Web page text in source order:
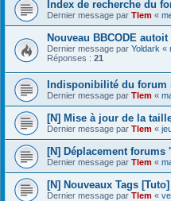
Index de recherche du
Dernier message par Tlem «
Nouveau BBCODE autoit
Dernier message par Yoldark «
Réponses : 21
Indisponibilité du forum
Dernier message par Tlem «
[N] Mise à jour de la
Dernier message par Tlem «
[N] Déplacement forums
Dernier message par Tlem «
[N] Nouveaux Tags
Dernier message par Tlem «